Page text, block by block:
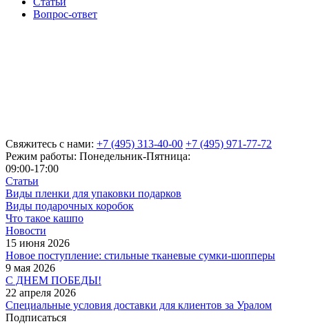
Вопрос-ответ
Свяжитесь с нами: +7 (495) 313-40-00 +7 (495) 971-77-72
Режим работы: Понедельник-Пятница:
09:00-17:00
Статьи
Виды пленки для упаковки подарков
Виды подарочных коробок
Что такое кашпо
Новости
15 июня 2026
Новое поступление: стильные тканевые сумки-шопперы
9 мая 2026
С ДНЕМ ПОБЕДЫ!
22 апреля 2026
Специальные условия доставки для клиентов за Уралом
Подписаться